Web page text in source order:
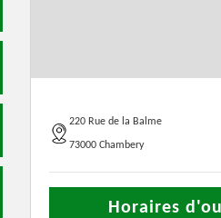
220 Rue de la Balme
73000 Chambery
Horaires